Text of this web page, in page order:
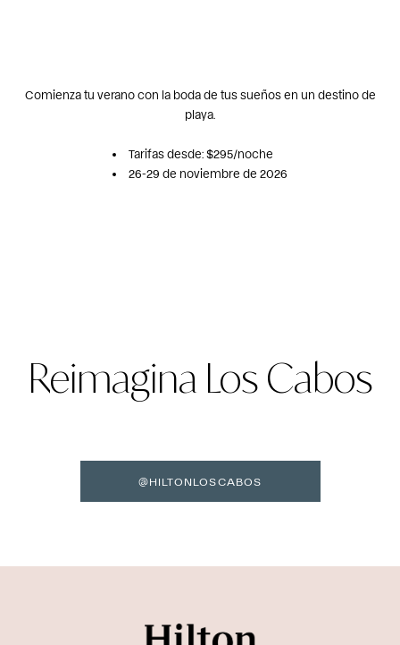
Comienza tu verano con la boda de tus sueños en un destino de
playa.
Tarifas desde: $295/noche
26-29 de noviembre de 2026
Reimagina Los Cabos
@HILTONLOSCABOS